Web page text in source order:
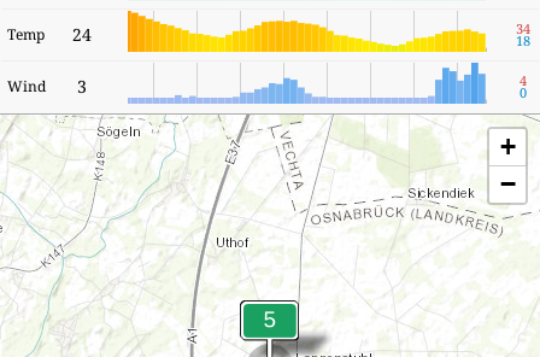
Temp 24 34
18
Wind 3 4
0
+
−